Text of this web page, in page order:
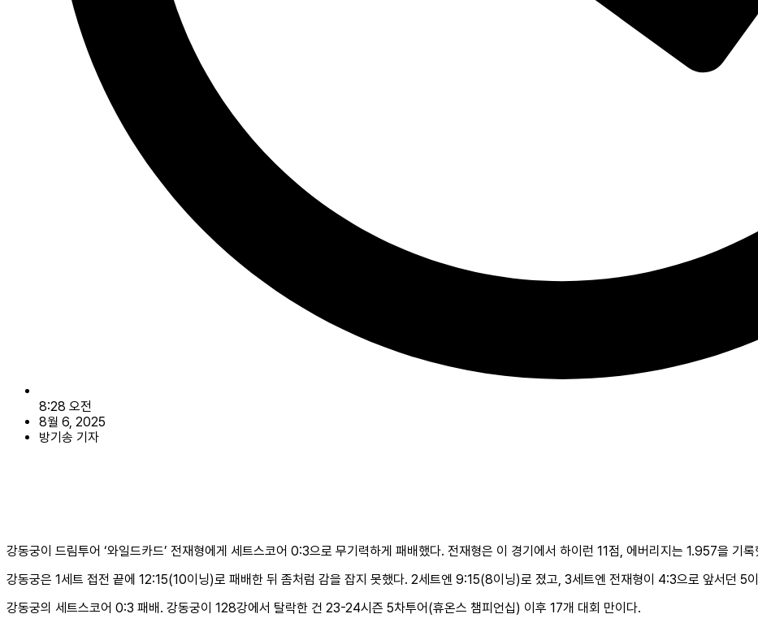
8:28 오전
8월 6, 2025
방기송 기자
강동궁이 드림투어 ‘와일드카드’ 전재형에게 세트스코어 0:3으로 무기력하게 패배했다. 전재형은 이 경기에서 하이런 11점, 에버리지는 1.957을 기록
강동궁은 1세트 접전 끝에 12:15(10이닝)로 패배한 뒤 좀처럼 감을 잡지 못했다. 2세트엔 9:15(8이닝)로 졌고, 3세트엔 전재형이 4:3으로 앞서던 5
강동궁의 세트스코어 0:3 패배. 강동궁이 128강에서 탈락한 건 23-24시즌 5차투어(휴온스 챔피언십) 이후 17개 대회 만이다.